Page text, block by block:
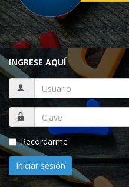
INGRESE AQUÍ
Recordarme
Iniciar sesión